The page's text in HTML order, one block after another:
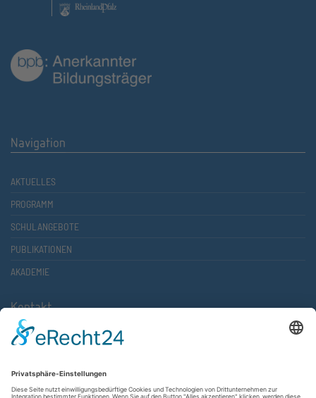
Navigation
AKTUELLES
PROGRAMM
SCHULANGEBOTE
PUBLIKATIONEN
AKADEMIE
Kontakt
Atlantische Akademie Rheinland-Pfalz e.V.
67657 Kaiserslautern
FON 0631 36610-0